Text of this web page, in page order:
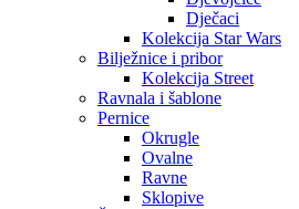
Dječaci
Kolekcija Star Wars
Bilježnice i pribor
Kolekcija Street
Ravnala i šablone
Pernice
Okrugle
Ovalne
Ravne
Sklopive